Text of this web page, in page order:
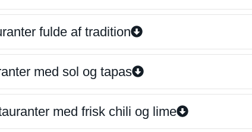
fulde af tradition
med sol og tapas
med frisk chili og lime